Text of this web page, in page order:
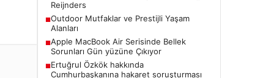
Reijnders
■Outdoor Mutfaklar ve Prestijli Yaşam
Alanları
■Apple MacBook Air Serisinde Bellek
Sorunları Gün yüzüne Çıkıyor
■Ertuğrul Özkök hakkında
Cumhurbaşkanına hakaret soruşturması